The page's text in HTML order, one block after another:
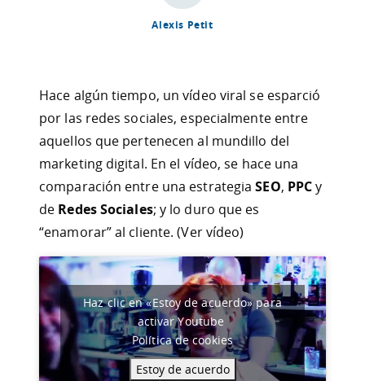
Alexis Petit
Hace algún tiempo, un vídeo viral se esparció
por las redes sociales, especialmente entre
aquellos que pertenecen al mundillo del
marketing digital. En el vídeo, se hace una
comparación entre una estrategiaSEO, PPCy
de Redes Sociales; y lo duro que es
“enamorar” al cliente. (Ver vídeo)
Haz clic en «Estoy de acuerdo» para
activar Youtube
Política de cookies
Estoy de acuerdo